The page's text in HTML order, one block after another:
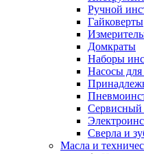
Ручной
Гайковерты
Домкраты
Наборы
Насосы для
Сервисный
Сверла и
Масла и